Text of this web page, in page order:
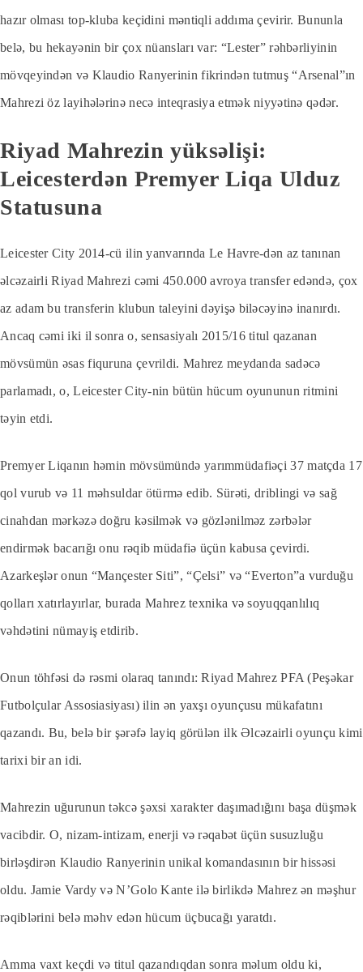
hazır olması top-kluba keçidini məntiqli addıma çevirir. Bununla
belə, bu hekayənin bir çox nüansları var: “Lester” rəhbərliyinin
mövqeyindən və Klaudio Ranyerinin fikrindən tutmuş “Arsenal”ın
Mahrezi öz layihələrinə necə inteqrasiya etmək niyyətinə qədər.
Riyad Mahrezin yüksəlişi:
Leicesterdən Premyer Liqa Ulduz
Statusuna
Leicester City 2014-cü ilin yanvarında Le Havre-dən az tanınan
əlcəzairli Riyad Mahrezi cəmi 450.000 avroya transfer edəndə, çox
az adam bu transferin klubun taleyini dəyişə biləcəyinə inanırdı.
Ancaq cəmi iki il sonra o, sensasiyalı 2015/16 titul qazanan
mövsümün əsas fiquruna çevrildi. Mahrez meydanda sadəcə
parlamadı, o, Leicester City-nin bütün hücum oyununun ritmini
təyin etdi.
Premyer Liqanın həmin mövsümündə yarımmüdafiəçi 37 matçda 17
qol vurub və 11 məhsuldar ötürmə edib. Sürəti, driblingi və sağ
cinahdan mərkəzə doğru kəsilmək və gözlənilməz zərbələr
endirmək bacarığı onu rəqib müdafiə üçün kabusa çevirdi.
Azarkeşlər onun “Mançester Siti”, “Çelsi” və “Everton”a vurduğu
qolları xatırlayırlar, burada Mahrez texnika və soyuqqanlılıq
vəhdətini nümayiş etdirib.
Onun töhfəsi də rəsmi olaraq tanındı: Riyad Mahrez PFA (Peşəkar
Futbolçular Assosiasiyası) ilin ən yaxşı oyunçusu mükafatını
qazandı. Bu, belə bir şərəfə layiq görülən ilk Əlcəzairli oyunçu kimi
tarixi bir an idi.
Mahrezin uğurunun təkcə şəxsi xarakter daşımadığını başa düşmək
vacibdir. O, nizam-intizam, enerji və rəqabət üçün susuzluğu
birləşdirən Klaudio Ranyerinin unikal komandasının bir hissəsi
oldu. Jamie Vardy və N’Golo Kante ilə birlikdə Mahrez ən məşhur
rəqiblərini belə məhv edən hücum üçbucağı yaratdı.
Amma vaxt keçdi və titul qazandıqdan sonra məlum oldu ki,